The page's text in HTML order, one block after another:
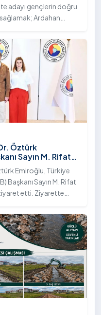
adayı gençlerin doğru
Ardahan
aktarmak üzere Ülke TV
Vizyon" programına
Öztürk
Sayın M. Rifat
Emiroğlu, Türkiye
Başkanı Sayın M. Rifat
etti. Ziyarette